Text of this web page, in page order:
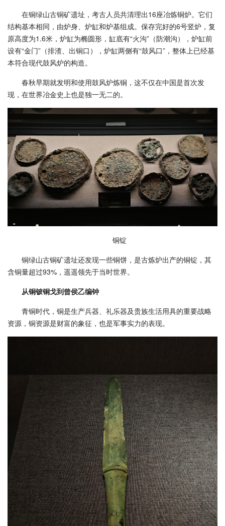
在铜绿山古铜矿遗址，考古人员共清理出16座冶炼铜炉。它们
结构基本相同，由炉身、炉缸和炉基组成。保存完好的6号竖炉，复
原高度为1.6米，炉缸为椭圆形，缸底有“火沟”（防潮沟），炉缸前
设有“金门”（排渣、出铜口），炉缸两侧有“鼓风口”，整体上已经基
本符合现代鼓风炉的构造。
春秋早期就发明和使用鼓风炉炼铜，这不仅在中国是首次发
现，在世界冶金史上也是独一无二的。
铜锭
铜绿山古铜矿遗址还发现一些铜饼，是古炼炉出产的铜锭，其
含铜量超过93%，遥遥领先于当时世界。
从铜铍铜戈到曾侯乙编钟
青铜时代，铜是生产兵器、礼乐器及贵族生活用具的重要战略
资源，铜资源是财富的象征，也是军事实力的表现。